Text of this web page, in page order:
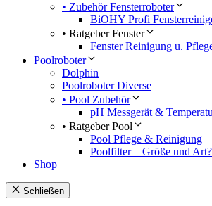
• Zubehör Fensterroboter
BiOHY Profi
• Ratgeber Fenster
Fenster Reinigung u.
Poolroboter
Dolphin
Poolroboter Diverse
• Pool Zubehör
pH Messgerät &
• Ratgeber Pool
Pool Pflege & Reinigung
Poolfilter – Größe und Art?
Shop
Schließen